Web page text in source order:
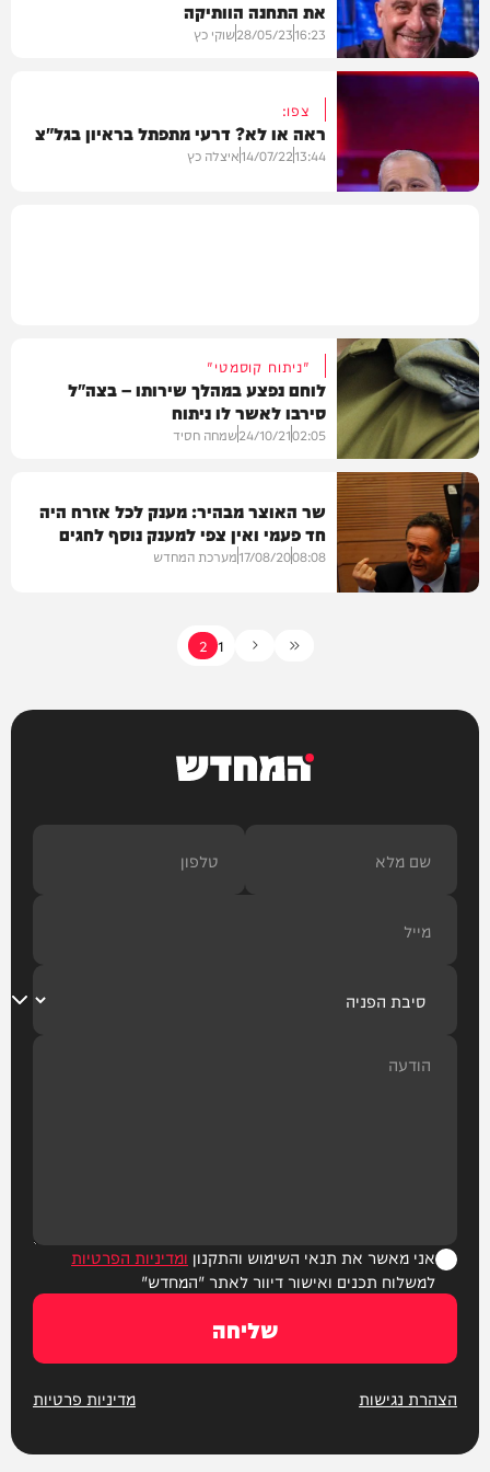
פוליטי
את התחנה הוותיקה
16:23
28/05/23שוקי כץ
צפו:
ראה או לא? דרעי מתפתל בראיון בגל"צ
13:44
14/07/22איצלה כץ
בארץ
"ניתוח קוסמטי"
לוחם נפצע במהלך שירותו – בצה"ל
סירבו לאשר לו ניתוח
02:05
24/10/21שמחה חסיד
שר האוצר מבהיר: מענק לכל אזרח היה
חד פעמי ואין צפי למענק נוסף לחגים
08:08
17/08/20מערכת המחדש
1
2
המחדש
אני מאשר את תנאי השימוש והתקנון ומדיניות הפרטיות
למשלוח תכנים ואישור דיוור לאתר "המחדש"
שליחה
הצהרת נגישות מדיניות פרטיות